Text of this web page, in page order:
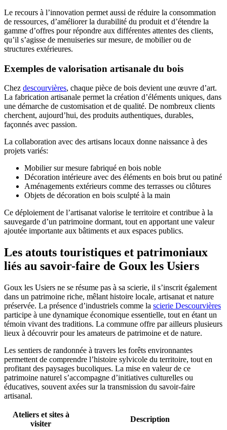
Le recours à l’innovation permet aussi de réduire la consommation
de ressources, d’améliorer la durabilité du produit et d’étendre la
gamme d’offres pour répondre aux différentes attentes des clients,
qu’il s’agisse de menuiseries sur mesure, de mobilier ou de
structures extérieures.
Exemples de valorisation artisanale du bois
Chez descourvières, chaque pièce de bois devient une œuvre d’art.
La fabrication artisanale permet la création d’éléments uniques, dans
une démarche de customisation et de qualité. De nombreux clients
cherchent, aujourd’hui, des produits authentiques, durables,
façonnés avec passion.
La collaboration avec des artisans locaux donne naissance à des
projets variés:
Mobilier sur mesure fabriqué en bois noble
Décoration intérieure avec des éléments en bois brut ou patiné
Aménagements extérieurs comme des terrasses ou clôtures
Objets de décoration en bois sculpté à la main
Ce déploiement de l’artisanat valorise le territoire et contribue à la
sauvegarde d’un patrimoine dormant, tout en apportant une valeur
ajoutée importante aux bâtiments et aux espaces publics.
Les atouts touristiques et patrimoniaux
liés au savoir-faire de Goux les Usiers
Goux les Usiers ne se résume pas à sa scierie, il s’inscrit également
dans un patrimoine riche, mêlant histoire locale, artisanat et nature
préservée. La présence d’industriels comme la scierie Descourvières
participe à une dynamique économique essentielle, tout en étant un
témoin vivant des traditions. La commune offre par ailleurs plusieurs
lieux à découvrir pour les amateurs de patrimoine et de nature.
Les sentiers de randonnée à travers les forêts environnantes
permettent de comprendre l’histoire sylvicole du territoire, tout en
profitant des paysages bucoliques. La mise en valeur de ce
patrimoine naturel s’accompagne d’initiatives culturelles ou
éducatives, souvent axées sur la transmission du savoir-faire
artisanal.
Ateliers et sites à
visiter
Description